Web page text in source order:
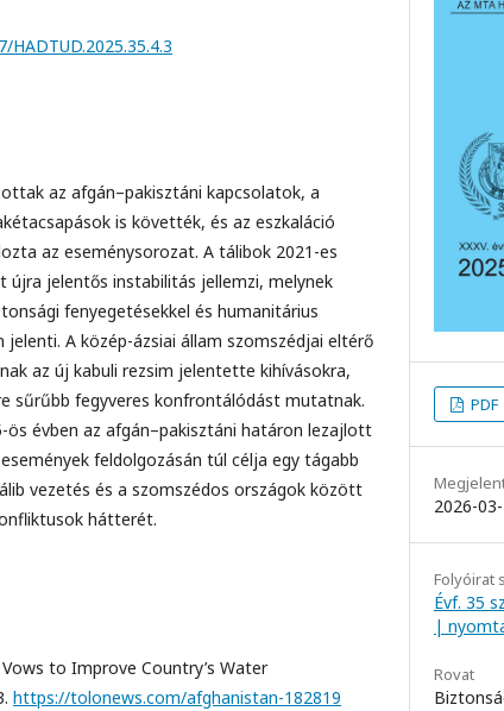
az afgán–pakisztáni kapcsolatok, a
is követték, és az eszkaláció
az eseménysorozat. A tálibok 2021-es
jelentős instabilitás jellemzi, melynek
fenyegetésekkel és humanitárius
A közép-ázsiai állam szomszédjai eltérő
az új kabuli rezsim jelentette kihívásokra,
sűrűbb fegyveres konfrontálódást mutatnak.
ös évben az afgán–pakisztáni határon lezajlott
feldolgozásán túl célja egy tágabb
vezetés és a szomszédos országok között
hátterét.
to Improve Country’s Water
https://tolonews.com/afghanistan-182819
PDF
2026-
Folyóirat
Évf. 35
|
Rovat